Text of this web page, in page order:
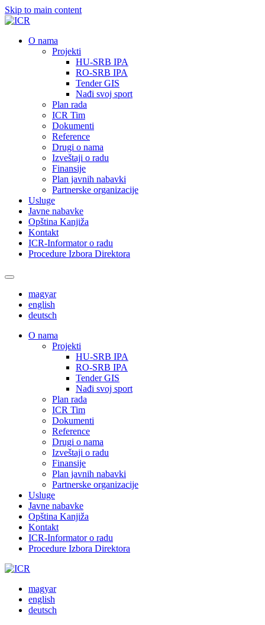
Skip to main content
О nama
Projekti
HU-SRB IPA
RO-SRB IPA
Tender GIS
Nađi svoj sport
Plan rada
ICR Tim
Dokumenti
Reference
Drugi o nama
Izveštaji o radu
Finansije
Plan javnih nabavki
Partnerske organizacije
Usluge
Javne nabavke
Opština Kanjiža
Kontakt
ICR-Informator o radu
Procedure Izbora Direktora
magyar
english
deutsch
О nama
Projekti
HU-SRB IPA
RO-SRB IPA
Tender GIS
Nađi svoj sport
Plan rada
ICR Tim
Dokumenti
Reference
Drugi o nama
Izveštaji o radu
Finansije
Plan javnih nabavki
Partnerske organizacije
Usluge
Javne nabavke
Opština Kanjiža
Kontakt
ICR-Informator o radu
Procedure Izbora Direktora
magyar
english
deutsch